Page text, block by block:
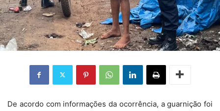
De acordo com informações da ocorrência, a guarnição foi